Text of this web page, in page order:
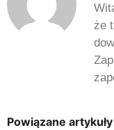
że
Powiązane artykuły